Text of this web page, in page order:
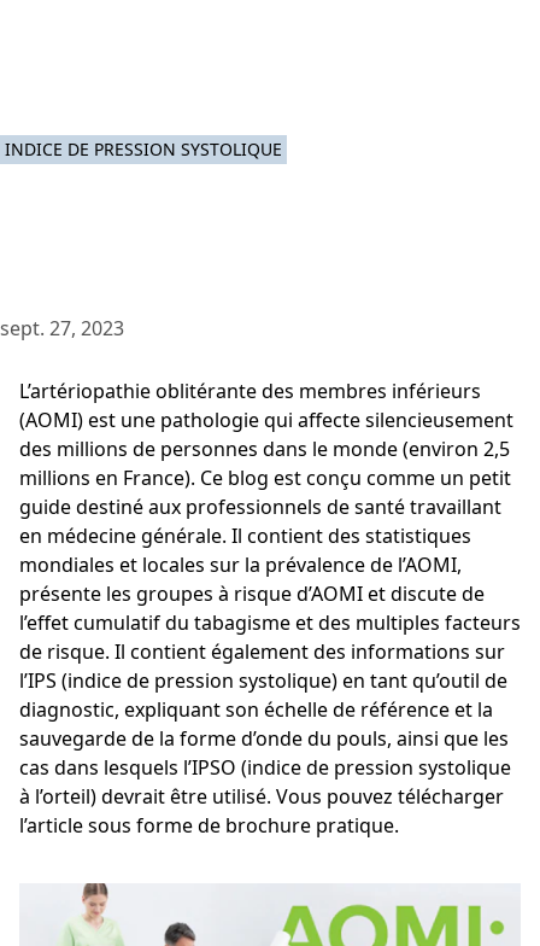
INDICE DE PRESSION SYSTOLIQUE
sept. 27, 2023
L’artériopathie oblitérante des membres inférieurs
(AOMI) est une pathologie qui affecte silencieusement
des millions de personnes dans le monde (environ 2,5
millions en France). Ce blog est conçu comme un petit
guide destiné aux professionnels de santé travaillant
en médecine générale. Il contient des statistiques
mondiales et locales sur la prévalence de l’AOMI,
présente les groupes à risque d’AOMI et discute de
l’effet cumulatif du tabagisme et des multiples facteurs
de risque. Il contient également des informations sur
l’IPS (indice de pression systolique) en tant qu’outil de
diagnostic, expliquant son échelle de référence et la
sauvegarde de la forme d’onde du pouls, ainsi que les
cas dans lesquels l’IPSO (indice de pression systolique
à l’orteil) devrait être utilisé. Vous pouvez télécharger
l’article sous forme de brochure pratique.